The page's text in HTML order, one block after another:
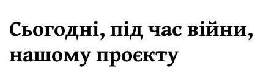
Сьогодні, під час війни,
нашому проєкту